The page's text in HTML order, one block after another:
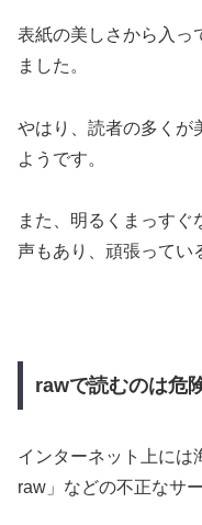
表紙の美しさから入っ
ました。
やはり、読者の多くが
ようです。
また、明るくまっすぐ
声もあり、頑張ってい
rawで読むのは危
インターネット上には
raw」などの不正なサ